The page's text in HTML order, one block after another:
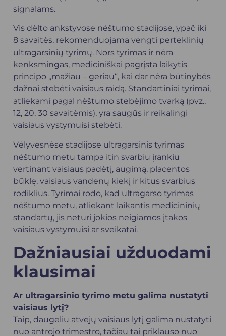
signalams.
Vis dėlto ankstyvose nėštumo stadijose, ypač iki
8 savaitės, rekomenduojama vengti perteklinių
ultragarsinių tyrimų. Nors tyrimas ir nėra
kenksmingas, mediciniškai pagrįsta laikytis
principo „mažiau – geriau“, kai dar nėra būtinybės
dažnai stebėti vaisiaus raidą. Standartiniai tyrimai,
atliekami pagal nėštumo stebėjimo tvarką (pvz.,
12, 20, 30 savaitėmis), yra saugūs ir reikalingi
vaisiaus vystymuisi stebėti.
Vėlyvesnėse stadijose ultragarsinis tyrimas
nėštumo metu tampa itin svarbiu įrankiu
vertinant vaisiaus padėtį, augimą, placentos
būklę, vaisiaus vandenų kiekį ir kitus svarbius
rodiklius. Tyrimai rodo, kad ultragarso tyrimas
nėštumo metu, atliekant laikantis medicininių
standartų, jis neturi jokios neigiamos įtakos
vaisiaus vystymuisi ar sveikatai.
Dažniausiai užduodami
klausimai
Ar ultragarsinio tyrimo metu galima nustatyti
vaisiaus lytį?
Taip, daugeliu atvejų vaisiaus lytį galima nustatyti
nuo antrojo trimestro, tačiau tai priklauso nuo